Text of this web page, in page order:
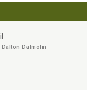
Dalton Dalmolin